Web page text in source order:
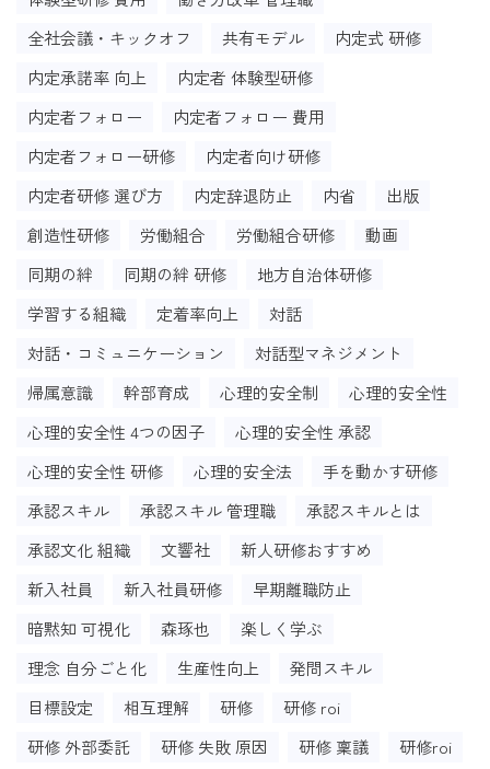
全社会議・キックオフ
共有モデル
内定式 研修
内定承諾率 向上
内定者 体験型研修
内定者フォロー
内定者フォロー 費用
内定者フォロー研修
内定者向け研修
内定者研修 選び方
内定辞退防止 内省
出版
創造性研修
労働組合 労働組合研修
動画
同期の絆
同期の絆 研修
地方自治体研修
学習する組織
定着率向上
対話
対話・コミュニケーション
対話型マネジメント
帰属意識
幹部育成 心理的安全制
心理的安全性
心理的安全性 4つの因子
心理的安全性 承認
心理的安全性 研修
心理的安全法
手を動かす研修
承認スキル
承認スキル 管理職
承認スキルとは
承認文化 組織
文響社
新人研修おすすめ
新入社員
新入社員研修
早期離職防止
暗黙知 可視化
森琢也
楽しく学ぶ
理念 自分ごと化
生産性向上
発問スキル
目標設定
相互理解 研修
研修 roi
研修 外部委託
研修 失敗 原因 研修 稟議
研修roi